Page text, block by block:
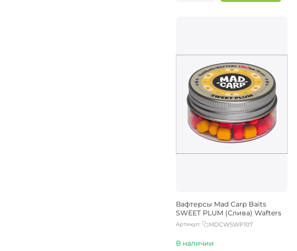
Вафтерсы Mad Carp Baits
SWEET PLUM (Слива) Wafters
Артикул: MDCWSWP107
В наличии